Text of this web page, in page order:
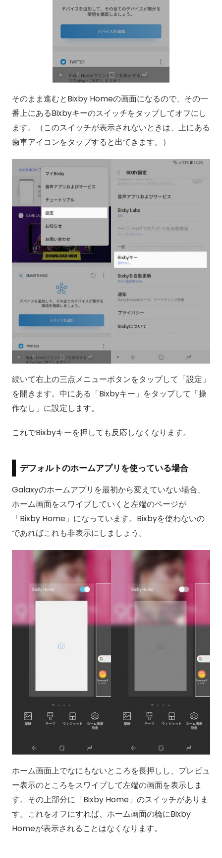
そのまま進むとBixby Homeの画面になるので、その一
番上にあるBixbyキーのスイッチをタップしてオフにし
ます。（このスイッチが表示されないときは、上にある
歯車アイコンをタップすると出てきます。）
続いて右上の三点メニューボタンをタップして「設定」
を開きます。中にある「Bixbyキー」をタップして「操
作なし」に設定します。
これでBixbyキーを押しても反応しなくなります。
デフォルトのホームアプリを使っている場合
Galaxyのホームアプリを最初から変えていない場合、
ホーム画面をスワイプしていくと左端のページが
「Bixby Home」になっています。Bixbyを使わないの
であればこれも非表示にしましょう。
ホーム画面上でなにもないところを長押しし、プレビュ
ー表示のところをスワイプして左端の画面を表示しま
す。その上部分に「Bixby Home」のスイッチがありま
す。これをオフにすれば、ホーム画面の橋にBixby
Homeが表示されることはなくなります。